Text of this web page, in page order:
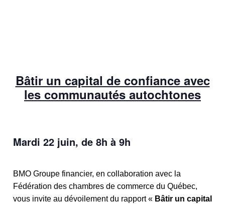
Bâtir un capital de confiance avec
les communautés autochtones
Mardi 22 juin, de 8h à 9h
BMO Groupe financier, en collaboration avec la
Fédération des chambres de commerce du Québec,
vous invite au dévoilement du rapport « Bâtir un capital